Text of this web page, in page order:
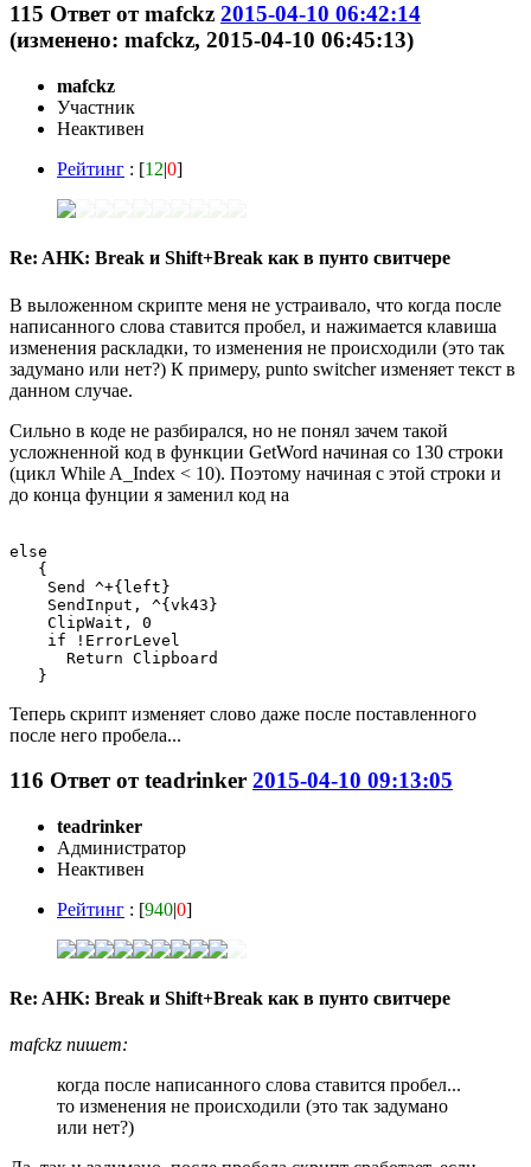
115 Ответ отmafckz 2015-04-10 06:42:14
(изменено: mafckz, 2015-04-10 06:45:13)
mafckz
Участник
Неактивен
Рейтинг : [12|0]
Re: AHK: Break и Shift+Break как в пунто свитчере
В выложенном скрипте меня не устраивало, что когда после
написанного слова ставится пробел, и нажимается клавиша
изменения раскладки, то изменения не происходили (это так
задумано или нет?) К примеру, punto switcher изменяет текст в
данном случае.
Сильно в коде не разбирался, но не понял зачем такой
усложненной код в функции GetWord начиная со 130 строки
(цикл While A_Index < 10). Поэтому начиная с этой строки и
до конца фунции я заменил код на
else
   {
    Send ^+{left}
    SendInput, ^{vk43}
    ClipWait, 0
    if !ErrorLevel
      Return Clipboard
   }
Теперь скрипт изменяет слово даже после поставленного
после него пробела...
116 Ответ отteadrinker 2015-04-10 09:13:05
teadrinker
Администратор
Неактивен
Рейтинг : [940|0]
Re: AHK: Break и Shift+Break как в пунто свитчере
mafckz пишет:
когда после написанного слова ставится пробел...
то изменения не происходили (это так задумано
или нет?)